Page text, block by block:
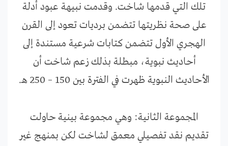
تلك التي قدمها شاخت. وقدمت نبيهة عبود أدلة
على صحة نظريتها تتضمن برديات تعود إلى القرن
الهجري الأول تتضمن كتابات شرعية مستندة إلى
أحاديث نبوية، مبطلة بذلك زعم شاخت أن
الأحاديث النبوية ظهرت في الفترة بين 150 – 250 هـ.
المجموعة الثانية: وهي مجموعة بينية حاولت
تقديم نقد تفصيلي معمق لشاخت لكن بمنهج غير